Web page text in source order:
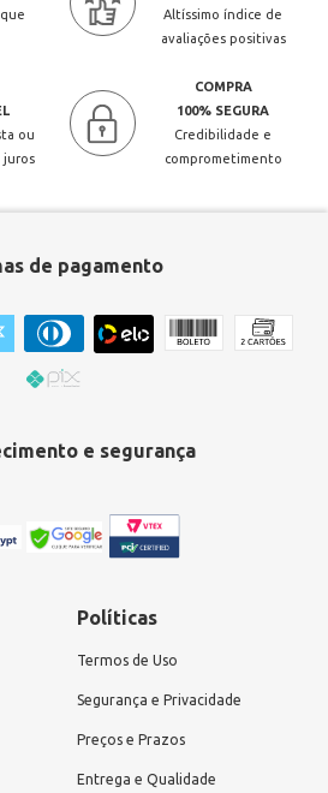
Altíssimo índice de
avaliações positivas
ou
juros
COMPRA
100% SEGURA
Credibilidade e
comprometimento
de pagamento
e segurança
Políticas
Termos de Uso
Segurança e Privacidade
Preços e Prazos
Entrega e Qualidade